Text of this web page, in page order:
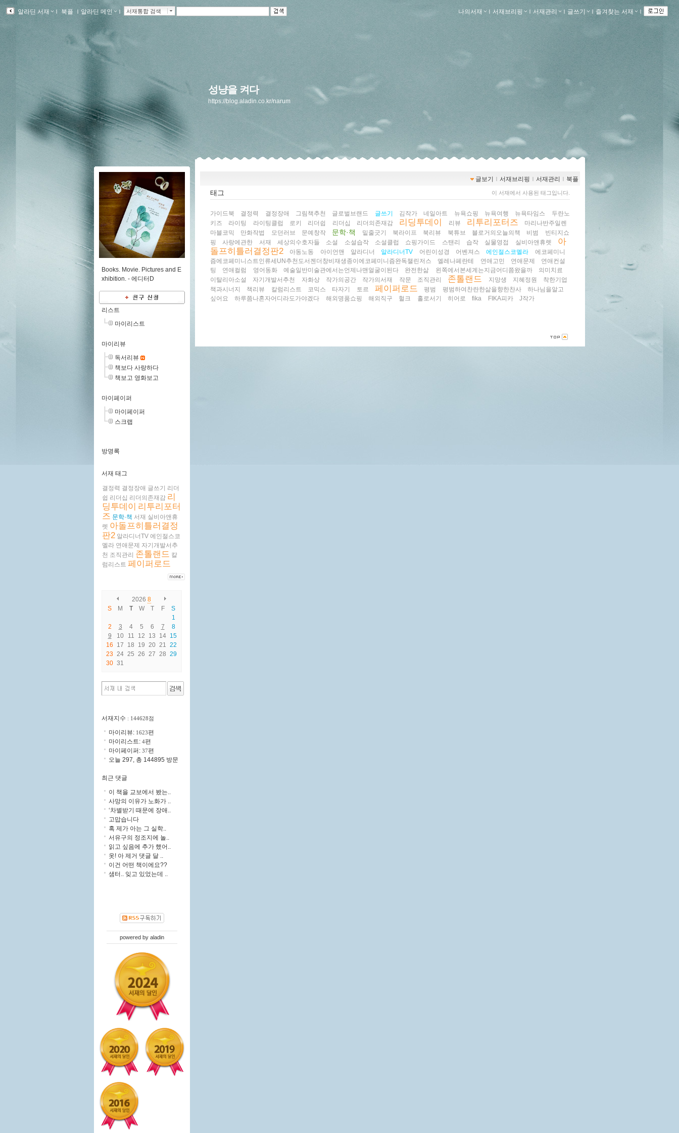
알라딘 서재 ｌ 북플 ｌ 알라딘 메인 ｌ 서재통합 검색 나의서재 ｌ 서재브리핑 ｌ 서재관리 ｌ 글쓰기 ｌ 즐겨찾는 서재 ｌ
성냥을 켜다
https://blog.aladin.co.kr/narum
글보기 ｌ 서재브리핑 ｌ 서재관리 ｌ 북플
태그 이 서재에서 사용된 태그입니다.
가이드북 결정력 결정장애 그림책추천 글로벌브랜드 글쓰기 김작가 네일아트 뉴욕쇼핑 뉴욕여행 뉴욕타임스
두란노
키즈
라이팅 라이팅클럽 로키 리더쉽 리더십 리더의존재감 리딩투데이 리뷰 리투리포터즈
마리나반주일렌
마블코믹
만화작법 모던러브 문예창작 문학·책 밑줄긋기 북라이프 북리뷰 북튜브 블로거의오늘의책 비범
빈티지쇼
핑
사랑에관한 서재 세상의수호자들 소설 소설습작 소설클럽 쇼핑가이드 스탠리 습작 실물영접 실비아앤휴렛
아
돌프히틀러결정판2
아동노동 아이언맨 알라디너 알라디너TV 어린이성경 어벤져스 에인절스코멜라
에코페미니
즘에코페미니스트인류세UN추천도서젠더창비재생종이에코페미니즘완독챌린저스
엘레나페란테 연애고민 연애문제
연애컨설
팅
연애컬럼 영어동화 예술일반미술관에서는언제나맨얼굴이된다 완전한삶 왼쪽에서본세계는지금어디쯤왔을까
의미치료
이탈리아소설
자기개발서추천 자화상 작가의공간 작가의서재 작문 조직관리 존톨랜드 지망생 지혜정원
착한기업
책과시너지
책리뷰 칼럼리스트 코믹스 타자기 토르 페이퍼로드 평범 평범하여찬란한삶을향한찬사
하나님을알고
싶어요
하루쯤나혼자어디라도가야겠다 해외명품쇼핑 해외직구 헐크 홀로서기 히어로 fika FIKA피카 J작가
Books. Movie. Pictures and E
xhibition. - 에디터D
리스트
마이리스트
마이리뷰
독서리뷰
책보다 사랑하다
책보고 영화보고
마이페이퍼
마이페이퍼
스크랩
방명록
서재 태그
결정력 결정장애 글쓰기
리더
쉽 리더십 리더의존재감 리
딩투데이 리투리포터
즈 문학·책 서재 실비아앤휴
렛 아돌프히틀러결정
판2 알라디너TV 에인절스코
멜라 연애문제 자기개발서추
천 조직관리 존톨랜드 칼
럼리스트 페이퍼로드
2026 8
S
M T W T F
S
1
2
3 4 5 6 7
8
9
10 11 12 13 14 15
16
17 18 19 20 21 22
23 24 25 26 27 28 29
30 31
서재지수 : 144628점
마이리뷰: 1623편
마이리스트: 4편
마이페이퍼: 37편
오늘 297, 총 144895 방문
최근 댓글
이 책을 교보에서 봤는..
사망의 이유가 노화가 ..
‘차별받기 때문에 장애..
고맙습니다
혹 제가 아는 그 실학..
서유구의 정조지에 놀..
읽고 싶음에 추가 했어..
옷! 아 제거 댓글 달 ..
이건 어떤 책이에요??
샘터.. 잊고 있었는데 ..
powered by aladin